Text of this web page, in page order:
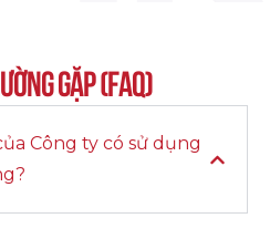
gặp (FAQ)
Công ty có sử dụng